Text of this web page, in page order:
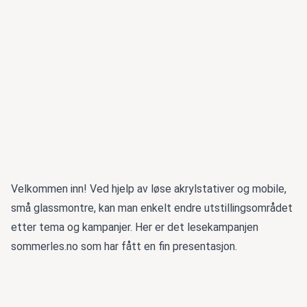
Velkommen inn! Ved hjelp av løse akrylstativer og mobile,
små glassmontre, kan man enkelt endre utstillingsområdet
etter tema og kampanjer. Her er det lesekampanjen
sommerles.no som har fått en fin presentasjon.